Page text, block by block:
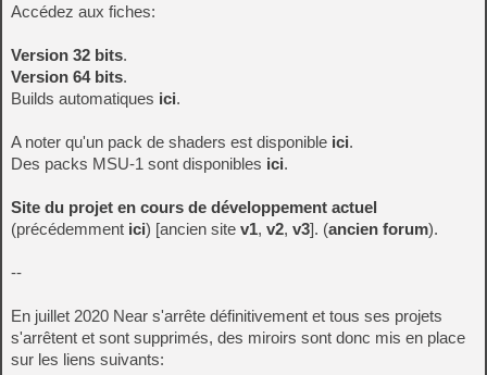
Accédez aux fiches:
Version 32 bits.
Version 64 bits.
Builds automatiques ici.
A noter qu'un pack de shaders est disponible ici.
Des packs MSU-1 sont disponibles ici.
Site du projet en cours de développement actuel
(précédemment ici) [ancien site v1, v2, v3]. (ancien forum).
--
En juillet 2020 Near s'arrête définitivement et tous ses projets
s'arrêtent et sont supprimés, des miroirs sont donc mis en place
sur les liens suivants: